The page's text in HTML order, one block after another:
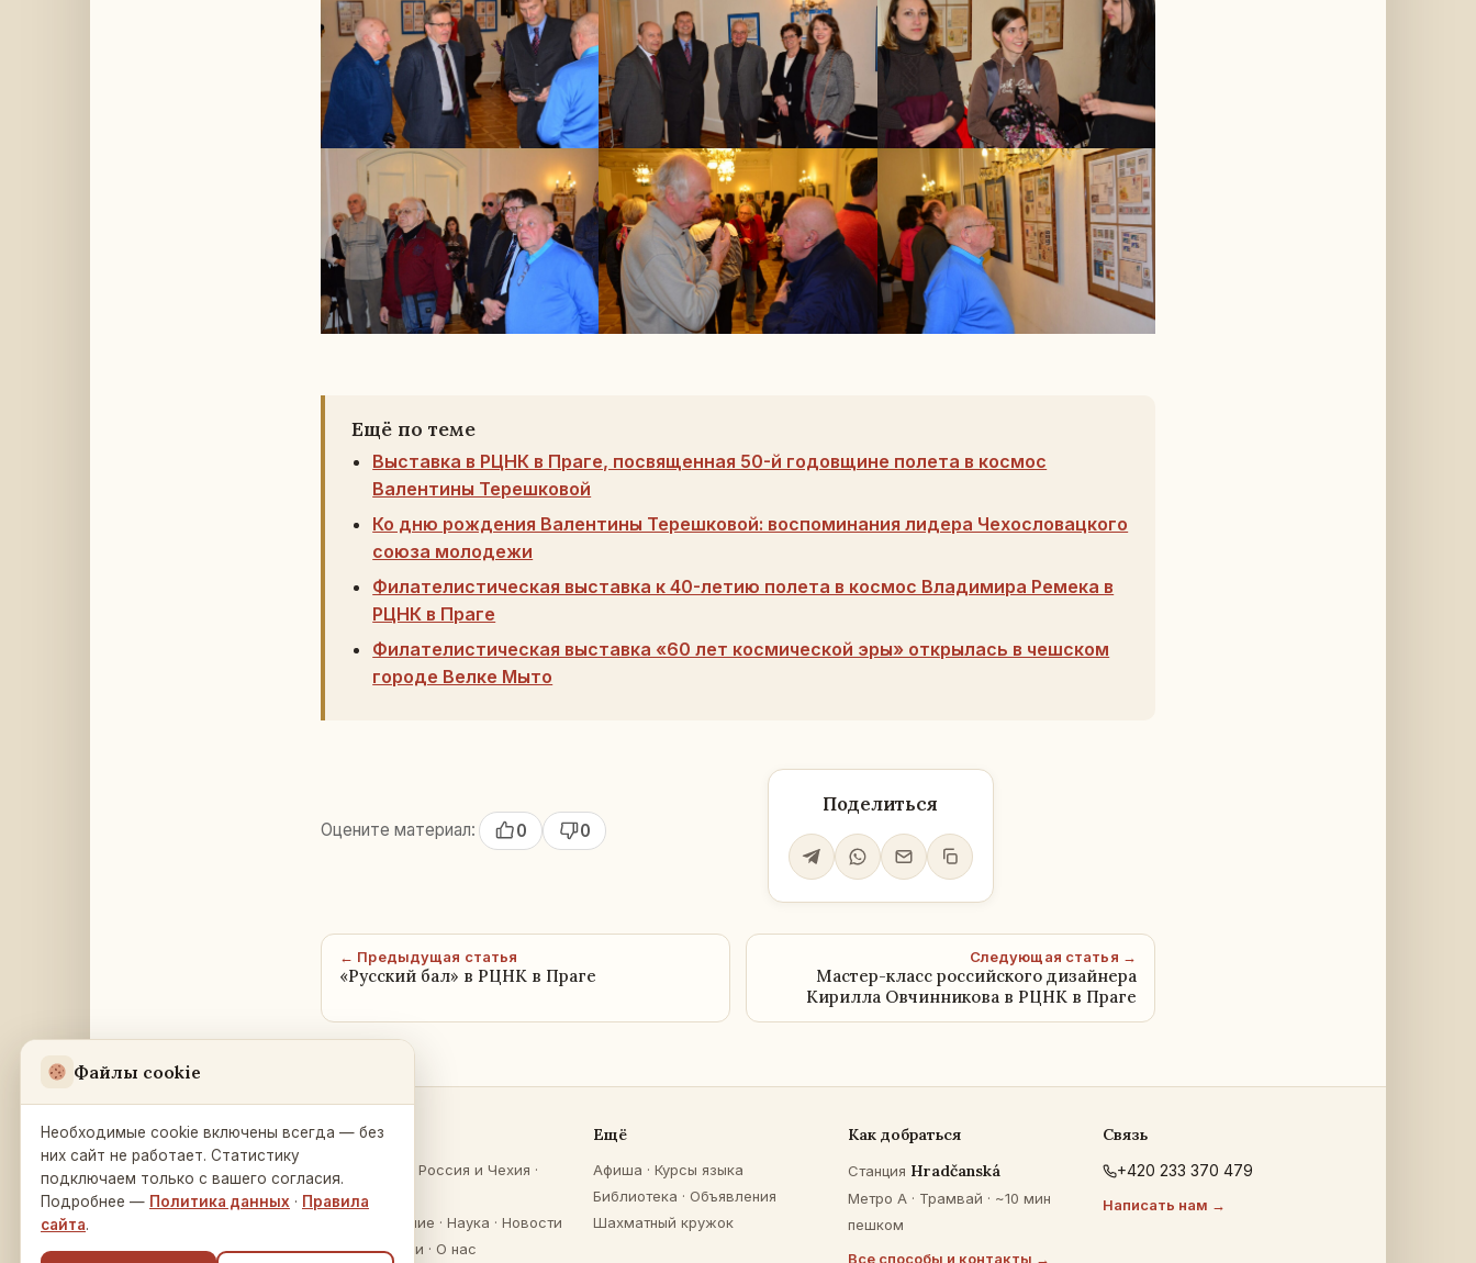
Ещё по теме
Выставка в РЦНК в Праге, посвященная 50-й годовщине полета в космос
Валентины Терешковой
Ко дню рождения Валентины Терешковой: воспоминания лидера Чехословацкого
союза молодежи
Филателистическая выставка к 40-летию полета в космос Владимира Ремека в
РЦНК в Праге
Филателистическая выставка «60 лет космической эры» открылась в чешском
городе Велке Мыто
Оцените материал: 0 0
Поделиться
← Предыдущая статья
«Русский бал» в РЦНК в Праге
Следующая статья →
Мастер-класс российского дизайнера
Кирилла Овчинникова в РЦНК в Праге
Русский Дом
в Праге
Na Zátorce 16
Разделы
Россия и Чехия ·
Культура
Образование · Наука · Новости
Публикации · О нас
Ещё
Афиша · Курсы языка
Библиотека · Объявления
Шахматный кружок
Как добраться
Станция Hradčanská
Метро A · Трамвай · ~10 мин
пешком
Все способы и контакты →
Связь
+420 233 370 479
Написать нам →
Файлы cookie
Необходимые cookie включены всегда — без
них сайт не работает. Статистику
подключаем только с вашего согласия.
Подробнее — Политика данных · Правила
сайта.